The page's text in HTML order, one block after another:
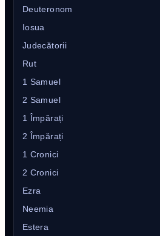
Deuteronom
Iosua
Judecătorii
Rut
1 Samuel
2 Samuel
1 Împărați
2 Împărați
1 Cronici
2 Cronici
Ezra
Neemia
Estera